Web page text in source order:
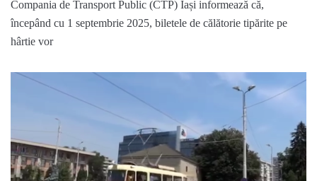
Compania de Transport Public (CTP) Iași informează că,
începând cu 1 septembrie 2025, biletele de călătorie tipărite pe
hârtie vor